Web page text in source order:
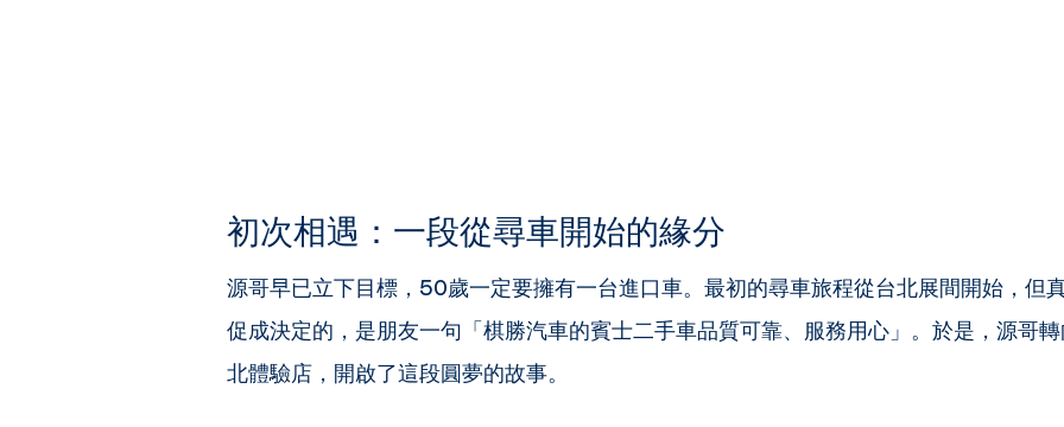
初次相遇：一段從尋車開始的緣分
源哥早已立下目標，50歲一定要擁有一台進口車。最初的尋車旅程從台北展間開始，但
促成決定的，是朋友一句「棋勝汽車的賓士二手車品質可靠、服務用心」。於是，源哥
北體驗店，開啟了這段圓夢的故事。